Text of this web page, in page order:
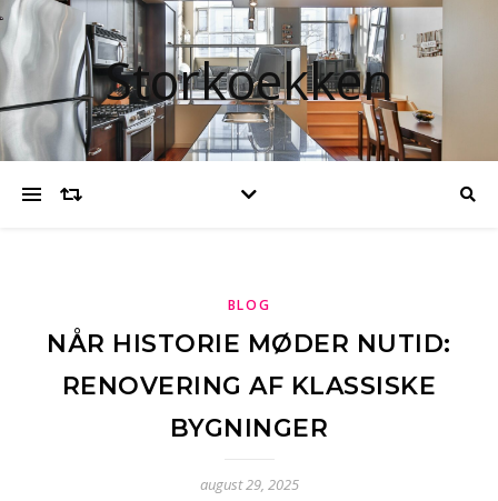
Storkoekken
BLOG
NÅR HISTORIE MØDER NUTID:
RENOVERING AF KLASSISKE
BYGNINGER
august 29, 2025